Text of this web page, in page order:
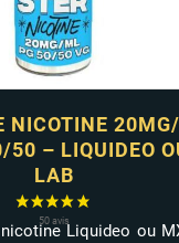
NICOTINE
– LIQUIDEO
LAB
7,99 €
Liquideo ou